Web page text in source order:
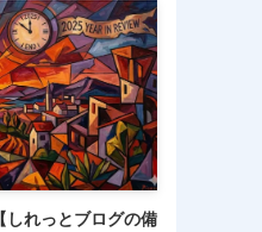
しれっとブログの備